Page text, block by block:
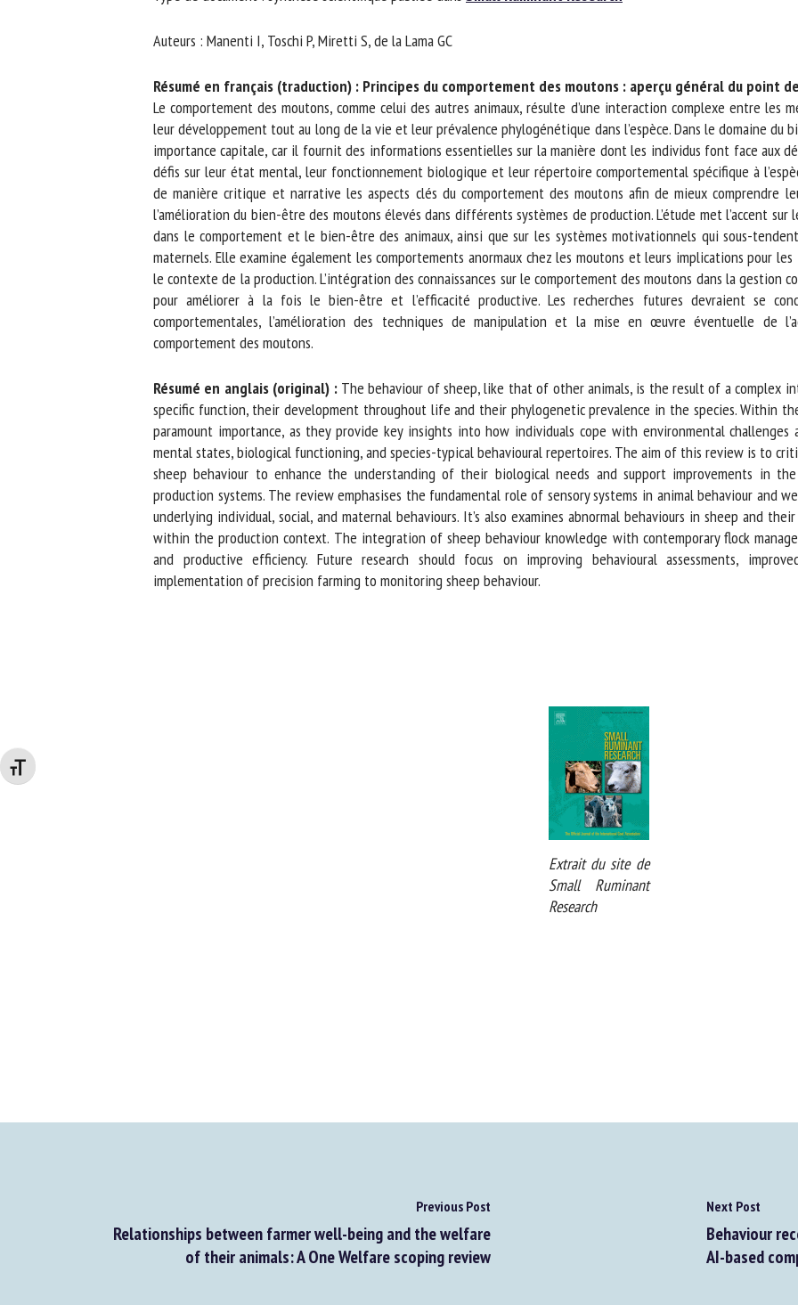
Changer la taille de la police
Auteurs : Manenti I, Toschi P, Miretti S, de la Lama GC
Résumé en français (traduction) : Principes du comportement des moutons : aperçu général du point
Le comportement des moutons, comme celui des autres animaux, résulte d’une interaction complexe entre les
leur développement tout au long de la vie et leur prévalence phylogénétique dans l’espèce. Dans le domaine du
importance capitale, car il fournit des informations essentielles sur la manière dont les individus font face aux
défis sur leur état mental, leur fonctionnement biologique et leur répertoire comportemental spécifique à
de manière critique et narrative les aspects clés du comportement des moutons afin de mieux comprendre
l’amélioration du bien-être des moutons élevés dans différents systèmes de production. L’étude met l’accent sur
dans le comportement et le bien-être des animaux, ainsi que sur les systèmes motivationnels qui sous-
maternels. Elle examine également les comportements anormaux chez les moutons et leurs implications pour les
le contexte de la production. L’intégration des connaissances sur le comportement des moutons dans la gestion
pour améliorer à la fois le bien-être et l’efficacité productive. Les recherches futures devraient se
comportementales, l’amélioration des techniques de manipulation et la mise en œuvre éventuelle de
comportement des moutons.
Résumé en anglais (original) : The behaviour of sheep, like that of other animals, is the result of a complex
specific function, their development throughout life and their phylogenetic prevalence in the species. Within
paramount importance, as they provide key insights into how individuals cope with environmental challenges
mental states, biological functioning, and species-typical behavioural repertoires. The aim of this review is to
sheep behaviour to enhance the understanding of their biological needs and support improvements in
production systems. The review emphasises the fundamental role of sensory systems in animal behaviour and
underlying individual, social, and maternal behaviours. It’s also examines abnormal behaviours in sheep and
within the production context. The integration of sheep behaviour knowledge with contemporary flock
and productive efficiency. Future research should focus on improving behavioural assessments,
implementation of precision farming to monitoring sheep behaviour.
Extrait du site de
Small Ruminant
Research
Previous Post
Relationships between farmer well-being and the welfare
of their animals: A One Welfare scoping review
Next Post
Behaviour
AI-based
Organisme
*
E-mail *
En soumettant ce formulaire, j'accepte que les informations saisies soient
utilisées dans le cadre de la relation avec le CNR BEA. *
Les champs suivis de * sont obligatoires